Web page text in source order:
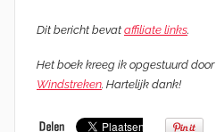
Dit bericht bevat affiliate links.
Het boek kreeg ik opgestuurd door
Windstreken. Hartelijk dank!